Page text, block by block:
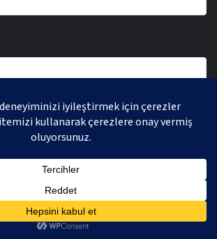
| AVRASYA SPORTIF FAALIYETLER ORGANIZASYONUDUR,
TÜM HAKLARI SAKLIDIR.